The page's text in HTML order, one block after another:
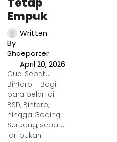
Empuk
Written
By
Shoeporter
April 20, 2026
Cuci Sepatu
Bintaro – Bagi
para pelari di
BSD, Bintaro,
hingga Gading
Serpong, sepatu
lari bukan